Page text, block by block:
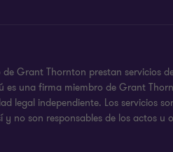
Grant Thornton prestan servicios
es una firma miembro de Grant
legal independiente. Los servicios
no son responsables de los actos u